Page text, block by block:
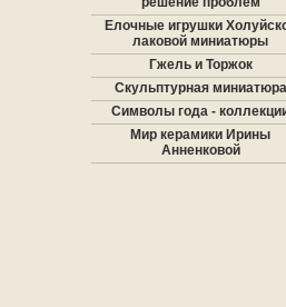
Елочные игрушки
лаковой миниатюры
Гжель и Торжок
Скульптурная миниатюра
Символы года -
Мир керамики Ирины
Анненковой